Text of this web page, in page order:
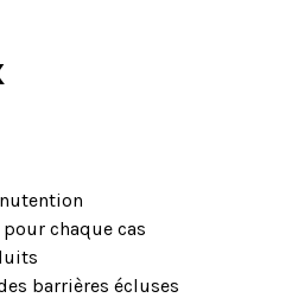
chaque cas
barrières écluses